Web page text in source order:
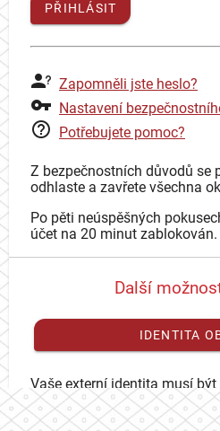
PŘIHLÁSIT
Zapomněli jste heslo?
Nastavení
Potřebujete pomoc?
Z bezpečnostních důvodů se
odhlaste a zavřete všechna
Po pěti neúspěšných
účet na 20 minut zablokován.
Další
IDENTITA
Vaše externí identita musí být
se mohli přihlásit ke svému